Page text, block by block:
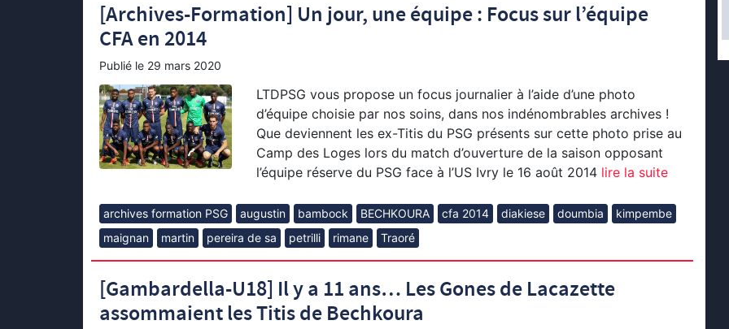
[Archives-Formation] Un jour, une équipe : Focus sur l’équipe
CFA en 2014
Publié le 29 mars 2020
LTDPSG vous propose un focus journalier à l’aide d’une photo
d’équipe choisie par nos soins, dans nos indénombrables archives !
Que deviennent les ex-Titis du PSG présents sur cette photo prise au
Camp des Loges lors du match d’ouverture de la saison opposant
l’équipe réserve du PSG face à l’US Ivry le 16 août 2014lire la suite
archives formation PSG augustin bambock BECHKOURA cfa 2014 diakiese doumbia
kimpembe
maignan
martin pereira de sa petrilli rimane Traoré
[Gambardella-U18] Il y a 11 ans… Les Gones de Lacazette
assommaient les Titis de Bechkoura